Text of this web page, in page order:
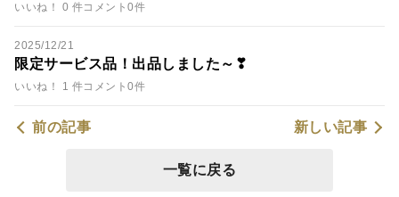
いいね！ 0 件コメント0件
2025/12/21
限定サービス品！出品しました～❣
いいね！ 1 件コメント0件
前の記事 新しい記事
一覧に戻る